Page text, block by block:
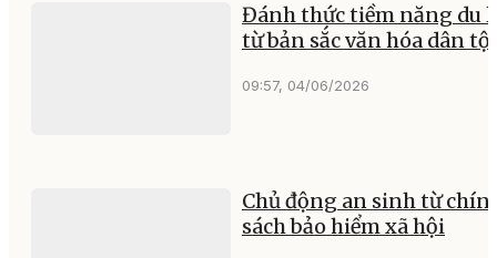
Đánh thức tiềm năng du
từ bản sắc văn hóa dân
09:57, 04/06/2026
Chủ động an sinh từ
sách bảo hiểm xã hội